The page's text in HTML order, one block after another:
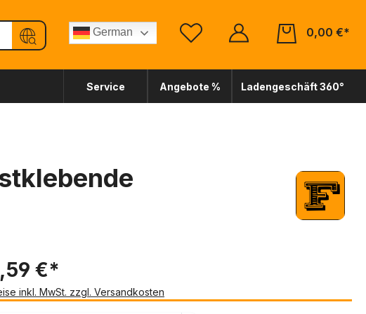
German
0,00 €*
Service Angebote % Ladengeschäft 360°
€*
inkl. MwSt. zzgl. Versandkosten